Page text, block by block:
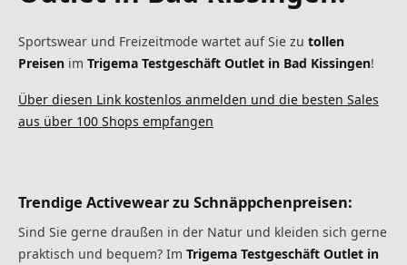
Sportswear und Freizeitmode wartet auf Sie zu tollen
Preisen im Trigema Testgeschäft Outlet in Bad Kissingen!
Über diesen Link kostenlos anmelden und die besten Sales
aus über 100 Shops empfangen
Trendige Activewear zu Schnäppchenpreisen:
Sind Sie gerne draußen in der Natur und kleiden sich gerne
praktisch und bequem? Im Trigema Testgeschäft Outlet in